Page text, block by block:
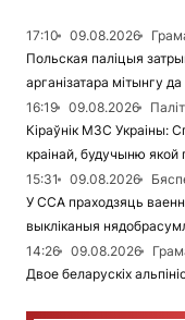
17:10 09.08.2026
Польская паліцыя
арганізатара мітынгу
16:19
09.08.2026
Кіраўнік МЗС Украіны:
краінай, будучыню
15:31
09.08.2026
У ССА праходзяць
выкліканыя
14:26
09.08.2026
Двое беларускіх